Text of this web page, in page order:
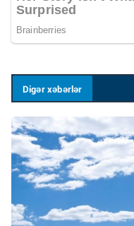
Digər xəbərlər